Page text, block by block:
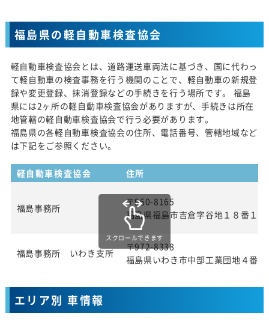
福島県の軽自動車検査協会
軽自動車検査協会とは、道路運送車両法に基づき、国に代わっ
て軽自動車の検査事務を行う機関のことで、軽自動車の新規登
録や変更登録、抹消登録などの手続きを行う場所です。 福島
県には2ヶ所の軽自動車検査協会がありますが、手続きは所在
地管轄の軽自動車検査協会で行う必要があります。
福島県の各軽自動車検査協会の住所、電話番号、管轄地域など
は下記をご参照ください。
軽自動車検査協会 住所
福島事務所
〒960-8165
福島県福島市吉倉字谷地１８番１
福島事務所 いわき支所
〒972-8338
福島県いわき市中部工業団地４番
スクロールできます
エリア別 車情報